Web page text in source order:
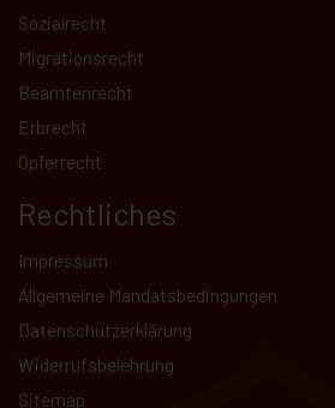
Sozialrecht
Migrationsrecht
Beamtenrecht
Erbrecht
Opferrecht
Rechtliches
Impressum
Allgemeine Mandatsbedingungen
Datenschutz­erklärung
Widerrufsbelehrung
Sitemap
Kundenbewertungen und Erfahrungen zu
Hammer Rechtsanwälte